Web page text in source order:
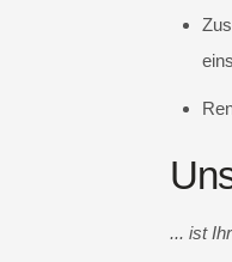
... ist